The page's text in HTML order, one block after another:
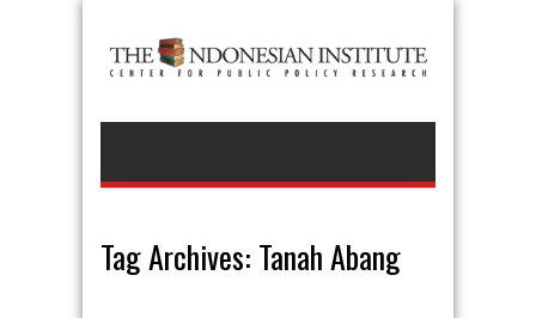
Tag Archives: Tanah Abang